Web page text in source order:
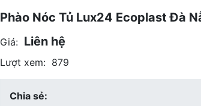
Phào Nóc Tủ Lux24 Ecoplast Đà
Giá: Liên hệ
Lượt xem: 879
Chia sẻ: